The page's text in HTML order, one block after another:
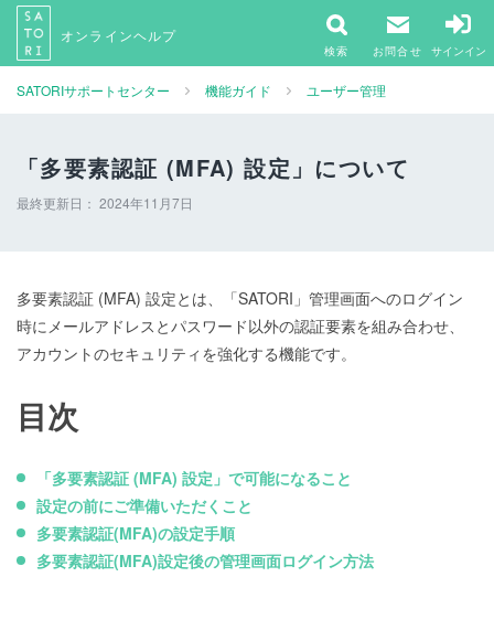
SATORIサポートセンター ヘルプセンターのホームページ
オンラインヘルプ
サインイン
SATORIサポートセンター 機能ガイド ユーザー管理
「多要素認証 (MFA) 設定」について
最終更新日： 2024年11月7日
多要素認証 (MFA) 設定とは、「SATORI」管理画面へのログイン
時にメールアドレスとパスワード以外の認証要素を組み合わせ、
アカウントのセキュリティを強化する機能です。
目次
「多要素認証 (MFA) 設定」で可能になること
設定の前にご準備いただくこと
多要素認証(MFA)の設定手順
多要素認証(MFA)設定後の管理画面ログイン方法